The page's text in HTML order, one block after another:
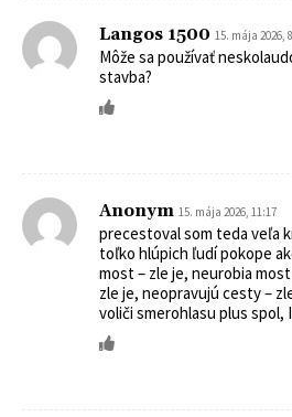
Langos 1500 15. mája 2026,
Môže sa používať
stavba?
Anonym 15. mája 2026, 11:17
precestoval som teda veľa
toľko hlúpich ľudí pokope
most – zle je, neurobia
zle je, neopravujú cesty –
voliči smerohlasu plus spol,